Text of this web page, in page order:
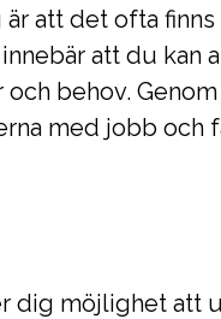
att det ofta
att du kan
behov.
med jobb och
dig möjlighet att